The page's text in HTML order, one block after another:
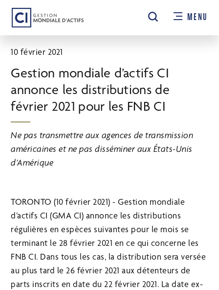
Passer
contenu
principal
MENU
10 février 2021
Gestion mondiale d’actifs CI
annonce les distributions de
février 2021 pour les FNB CI
Ne pas transmettre aux agences de transmission
américaines et ne pas disséminer aux États-Unis
d’Amérique
TORONTO (10 février 2021) - Gestion mondiale
d’actifs CI (GMA CI) annonce les distributions
régulières en espèces suivantes pour le mois se
terminant le 28 février 2021 en ce qui concerne les
FNB CI. Dans tous les cas, la distribution sera versée
au plus tard le 26 février 2021 aux détenteurs de
parts inscrits en date du 22 février 2021. La date ex-